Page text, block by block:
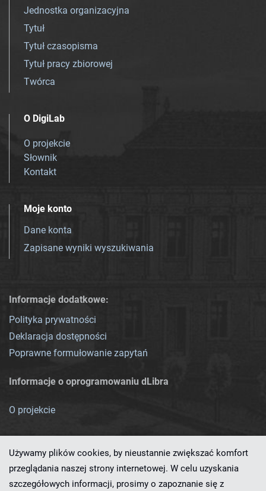
Jednostka organizacyjna
Tytuł
Tytuł czasopisma
Tytuł pracy zbiorowej
Twórca
O DigiLab
O projekcie
Słownik
Kontakt
Moje konto
Dane konta
Zapisane wyniki wyszukiwania
Informacje dodatkowe:
Polityka prywatności
Deklaracja dostępności
Poprawne formułowanie zapytań
Informacje o oprogramowaniu dLibra
O projekcie
Używamy plików cookies, by nieustannie zwiększać komfort
przeglądania naszej strony internetowej. W celu uzyskania
szczegółowych informacji, prosimy o zapoznanie się z